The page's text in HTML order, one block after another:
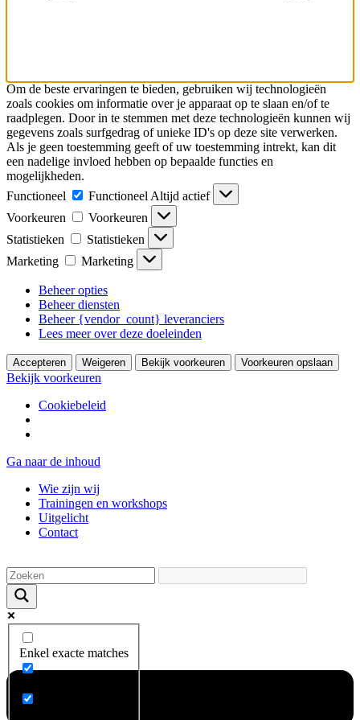
Om de beste ervaringen te bieden, gebruiken wij technologieën
zoals cookies om informatie over je apparaat op te slaan en/of te
raadplegen. Door in te stemmen met deze technologieën kunnen wij
gegevens zoals surfgedrag of unieke ID's op deze site verwerken.
Als je geen toestemming geeft of uw toestemming intrekt, kan dit
een nadelige invloed hebben op bepaalde functies en
mogelijkheden.
Functioneel
Functioneel Altijd actief
Voorkeuren
Voorkeuren
Statistieken
Statistieken
Marketing
Marketing
Beheer opties
Beheer diensten
Beheer {vendor_count} leveranciers
Lees meer over deze doeleinden
Accepteren Weigeren Bekijk voorkeuren Voorkeuren opslaan
Bekijk voorkeuren
Cookiebeleid
Ga naar de inhoud
Wie zijn wij
Trainingen en workshops
Uitgelicht
Contact
Enkel exacte matches